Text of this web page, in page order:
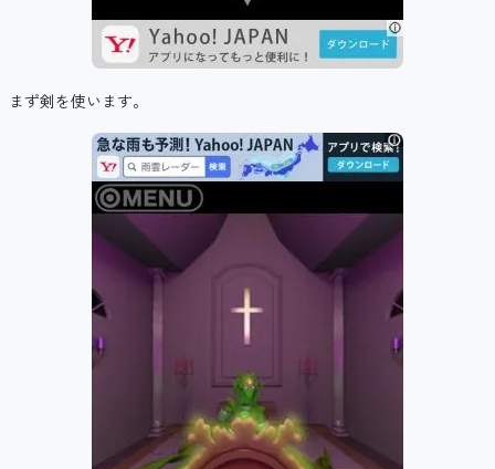
まず剣を使います。